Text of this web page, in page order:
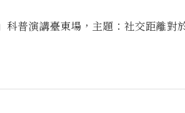
科普演講臺東場，主題：社交距離對